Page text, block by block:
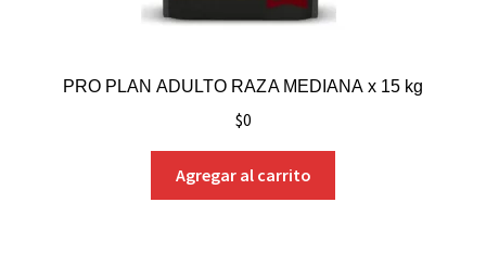
PRO PLAN ADULTO RAZA MEDIANA x 15 kg
$0
Agregar al carrito